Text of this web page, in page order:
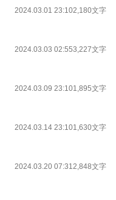
2024.03.01 23:102,180文字
2024.03.03 02:553,227文字
2024.03.09 23:101,895文字
2024.03.14 23:101,630文字
2024.03.20 07:312,848文字